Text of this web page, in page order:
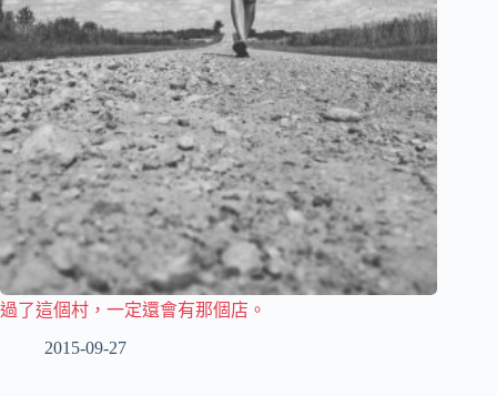
過了這個村，一定還會有那個店。
2015-09-27